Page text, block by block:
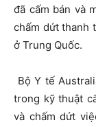
đã cấm bán và
chấm dứt thanh
ở Trung Quốc.
Bộ Y tế
trong kỹ thuật
và chấm dứt